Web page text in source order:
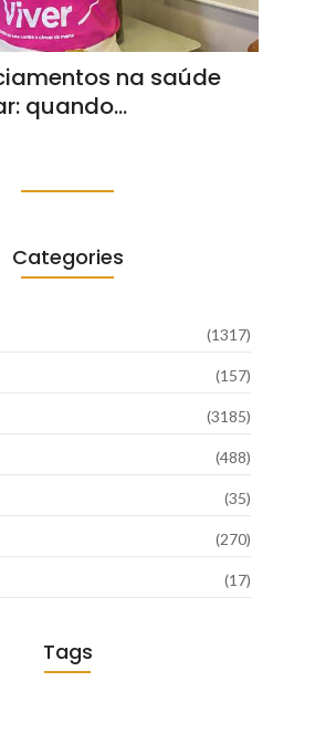
na saúde
quando…
Categories
(1317)
(157)
(3185)
(488)
(35)
(270)
(17)
Tags